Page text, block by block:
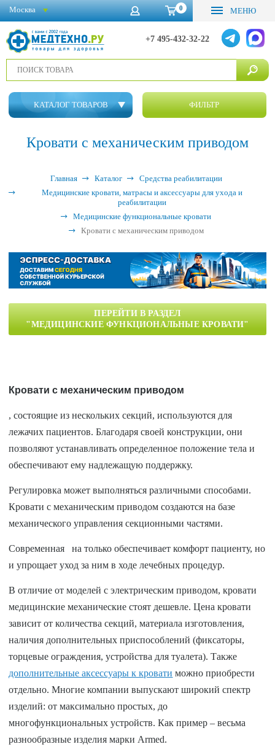
0 МЕНЮ
+7 495-432-32-22
Москва
КАТАЛОГ ТОВАРОВ ФИЛЬТР
Кровати с механическим приводом
Главная Каталог
Средства реабилитации
Медицинские кровати, матрасы и аксессуары для ухода и
реабилитации
Медицинские функциональные кровати
Кровати с механическим приводом
ПЕРЕЙТИ В РАЗДЕЛ
"МЕДИЦИНСКИЕ ФУНКЦИОНАЛЬНЫЕ КРОВАТИ"
Кровати с механическим приводом
, состоящие из нескольких секций, используются для
лежачих пациентов. Благодаря своей конструкции, они
позволяют устанавливать определенное положение тела и
обеспечивают ему надлежащую поддержку.
Регулировка может выполняться различными способами.
Кровати с механическим приводом создаются на базе
механического управления секционными частями.
Современная
на только обеспечивает комфорт пациенту, но
и упрощает уход за ним в ходе лечебных процедур.
В отличие от моделей с электрическим приводом, кровати
медицинские механические стоят дешевле. Цена кровати
зависит от количества секций, материала изготовления,
наличия дополнительных приспособлений (фиксаторы,
торцевые ограждения, устройства для туалета). Также
дополнительные аксессуары к кровати можно приобрести
отдельно. Многие компании выпускают широкий спектр
изделий: от максимально простых, до
многофункциональных устройств. Как пример – весьма
разнообразные изделия марки Armed.